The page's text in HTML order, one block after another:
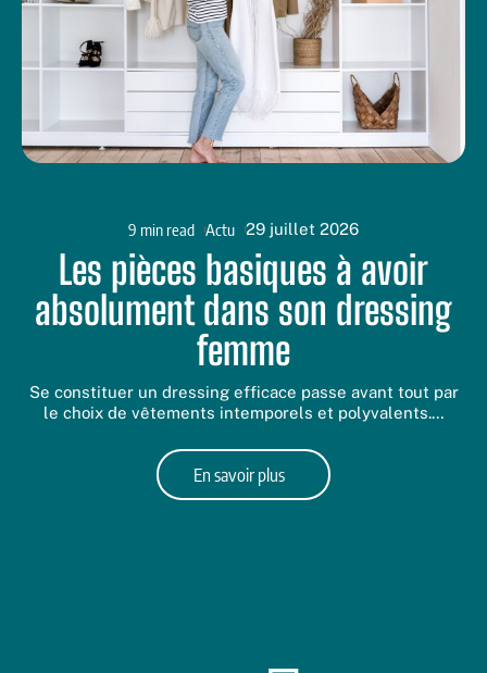
9 min read Actu 29 juillet 2026
Les pièces basiques à avoir
absolument dans son dressing
femme
Se constituer un dressing efficace passe avant tout par
le choix de vêtements intemporels et polyvalents.…
En savoir plus